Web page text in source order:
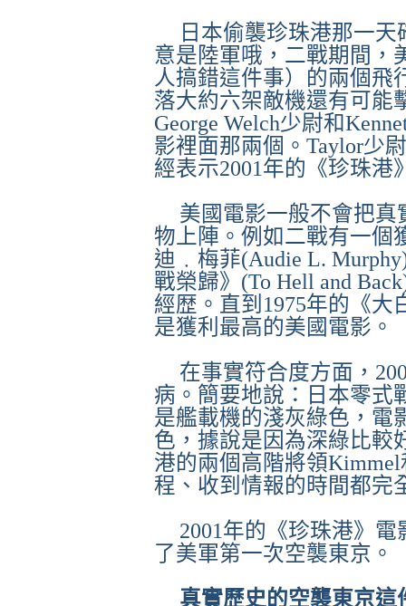
日本偷襲珍珠港那一
意是陸軍哦，二戰期間，
人搞錯這件事）的兩個飛
落大約六架敵機還有可能
George Welch少尉和
影裡面那兩個。 Taylor少尉
經表示2001年的《珍珠港
美國電影一般不會把
物上陣。例如二戰有一個
迪﹒梅菲(Audie L.
戰榮歸》 (To Hell and
經歴。直到 1975年的《大
是獲利最高的美國電影。
在事實符合度方面，
病。簡要地說：日本零式
是艦載機的淺灰綠色，電
色，據說是因為深綠比較
港的兩個高階將領Kimmel
程、收到情報的時間都完
2001年的《珍珠港》電
了美軍第一次空襲東京。
真實歷史的空襲東京